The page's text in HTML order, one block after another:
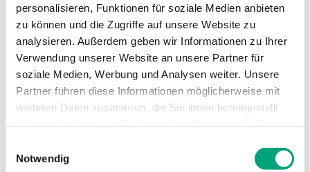
personalisieren, Funktionen für soziale Medien anbieten
zu können und die Zugriffe auf unsere Website zu
analysieren. Außerdem geben wir Informationen zu Ihrer
Verwendung unserer Website an unsere Partner für
soziale Medien, Werbung und Analysen weiter. Unsere
Partner führen diese Informationen möglicherweise mit
weiteren Daten zusammen, die Sie ihnen bereitgestellt
Notwendig
Ventiltyp 3-Wege
Technische Daten für ZMD – 2- und 3-
Messing, Hub 5,5 mm